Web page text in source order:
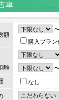
車
額
購入プラン
離
なし